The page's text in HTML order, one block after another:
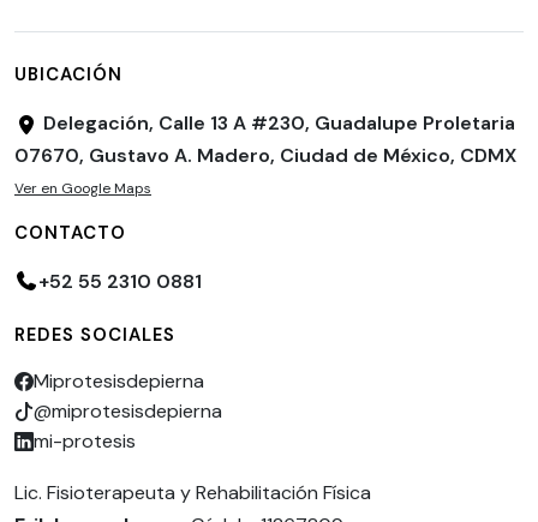
UBICACIÓN
Delegación, Calle 13 A #230, Guadalupe Proletaria
07670, Gustavo A. Madero, Ciudad de México, CDMX
Ver en Google Maps
CONTACTO
+52 55 2310 0881
REDES SOCIALES
Miprotesisdepierna
@miprotesisdepierna
mi-protesis
Lic. Fisioterapeuta y Rehabilitación Física